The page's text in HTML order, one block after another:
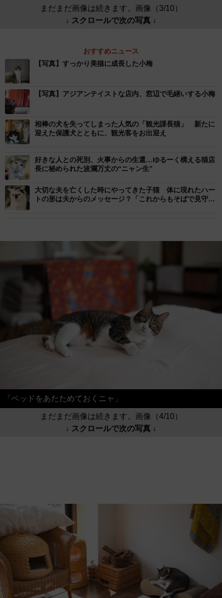
まだまだ画像は続きます。画像（3/10）
↓ スクロールで次の写真 ↓
おすすめニュース
【写真】すっかり美猫に成長した小梅
【写真】アジアンテイストな店内、窓辺で毛繕いする小梅
相棒の犬を失ってしまった人気の「観光課長猫」 新たに
迎えた保護犬とともに、観光客をお出迎え
好きな人との死別、火事からの生還…ゆるーく構える猫店
長に秘められた波瀾万丈の“ニャン生”
大切な夫を亡くした時にやってきた子猫 体に現れたハー
トの形は夫からのメッセージ？「これからもそばで見守っ
「ベッドをあたためておくニャ」
まだまだ画像は続きます。画像（4/10）
↓ スクロールで次の写真 ↓